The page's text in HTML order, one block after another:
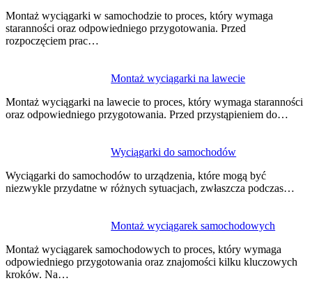
Montaż wyciągarki w samochodzie to proces, który wymaga
staranności oraz odpowiedniego przygotowania. Przed
rozpoczęciem prac…
Montaż wyciągarki na lawecie
Montaż wyciągarki na lawecie to proces, który wymaga staranności
oraz odpowiedniego przygotowania. Przed przystąpieniem do…
Wyciągarki do samochodów
Wyciągarki do samochodów to urządzenia, które mogą być
niezwykle przydatne w różnych sytuacjach, zwłaszcza podczas…
Montaż wyciągarek samochodowych
Montaż wyciągarek samochodowych to proces, który wymaga
odpowiedniego przygotowania oraz znajomości kilku kluczowych
kroków. Na…
wpisu